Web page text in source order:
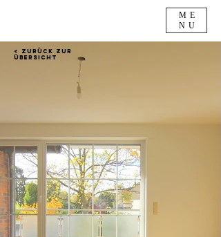
ME
NU
< Zurück zur
Übersicht